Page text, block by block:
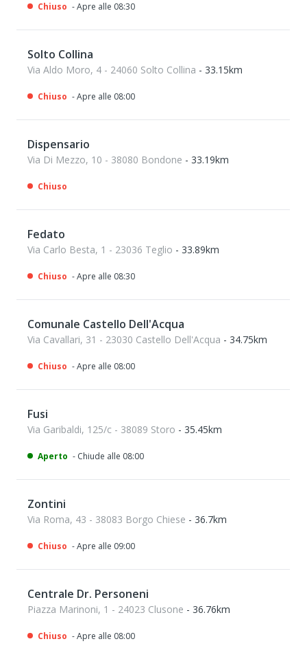
Chiuso - Apre alle 08:30
Solto Collina
Via Aldo Moro, 4 - 24060 Solto Collina - 33.15km
Chiuso - Apre alle 08:00
Dispensario
Via Di Mezzo, 10 - 38080 Bondone - 33.19km
Chiuso
Fedato
Via Carlo Besta, 1 - 23036 Teglio - 33.89km
Chiuso - Apre alle 08:30
Comunale Castello Dell'Acqua
Via Cavallari, 31 - 23030 Castello Dell'Acqua - 34.75km
Chiuso - Apre alle 08:00
Fusi
Via Garibaldi, 125/c - 38089 Storo - 35.45km
Aperto - Chiude alle 08:00
Zontini
Via Roma, 43 - 38083 Borgo Chiese - 36.7km
Chiuso - Apre alle 09:00
Centrale Dr. Personeni
Piazza Marinoni, 1 - 24023 Clusone - 36.76km
Chiuso - Apre alle 08:00